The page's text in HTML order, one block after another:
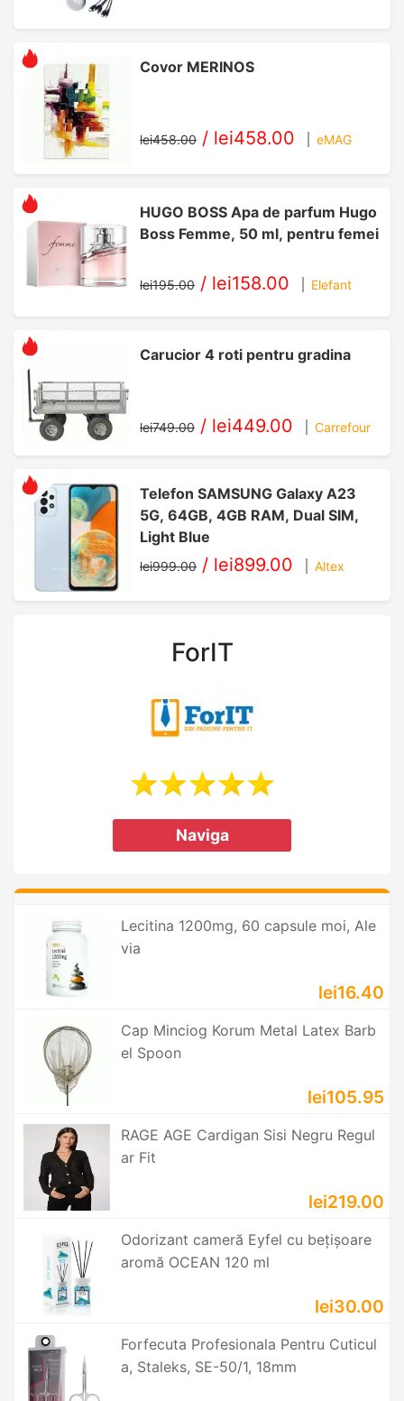
Covor MERINOS
lei458.00 / lei458.00 eMAG
HUGO BOSS Apa de parfum Hugo
Boss Femme, 50 ml, pentru femei
lei195.00 / lei158.00 Elefant
Carucior 4 roti pentru gradina
lei749.00 / lei449.00 Carrefour
Telefon SAMSUNG Galaxy A23
5G, 64GB, 4GB RAM, Dual SIM,
Light Blue
lei999.00 / lei899.00 Altex
ForIT
Naviga
Lecitina 1200mg, 60 capsule moi, Ale
via
lei16.40
Cap Minciog Korum Metal Latex Barb
el Spoon
lei105.95
RAGE AGE Cardigan Sisi Negru Regul
ar Fit
lei219.00
Odorizant cameră Eyfel cu bețișoare
aromă OCEAN 120 ml
lei30.00
Forfecuta Profesionala Pentru Cuticul
a, Staleks, SE-50/1, 18mm